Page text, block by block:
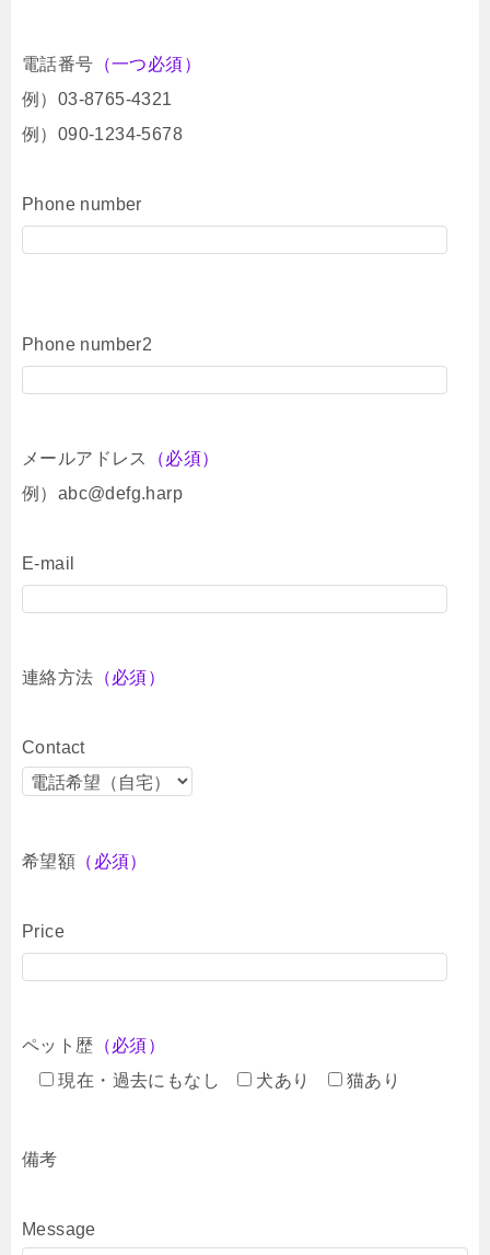
電話番号 （一つ必須）
例）03-8765-4321
例）090-1234-5678
Phone number
Phone number2
メールアドレス
（必須）
例）abc@defg.harp
E-mail
連絡方法 （必須）
Contact
希望額 （必須）
Price
ペット歴 （必須）
現在・過去にもなし
犬あり 猫あり
備考
Message